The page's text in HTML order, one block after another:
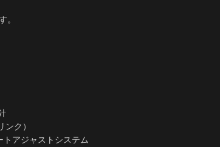
。
ク）
アジャストシステム